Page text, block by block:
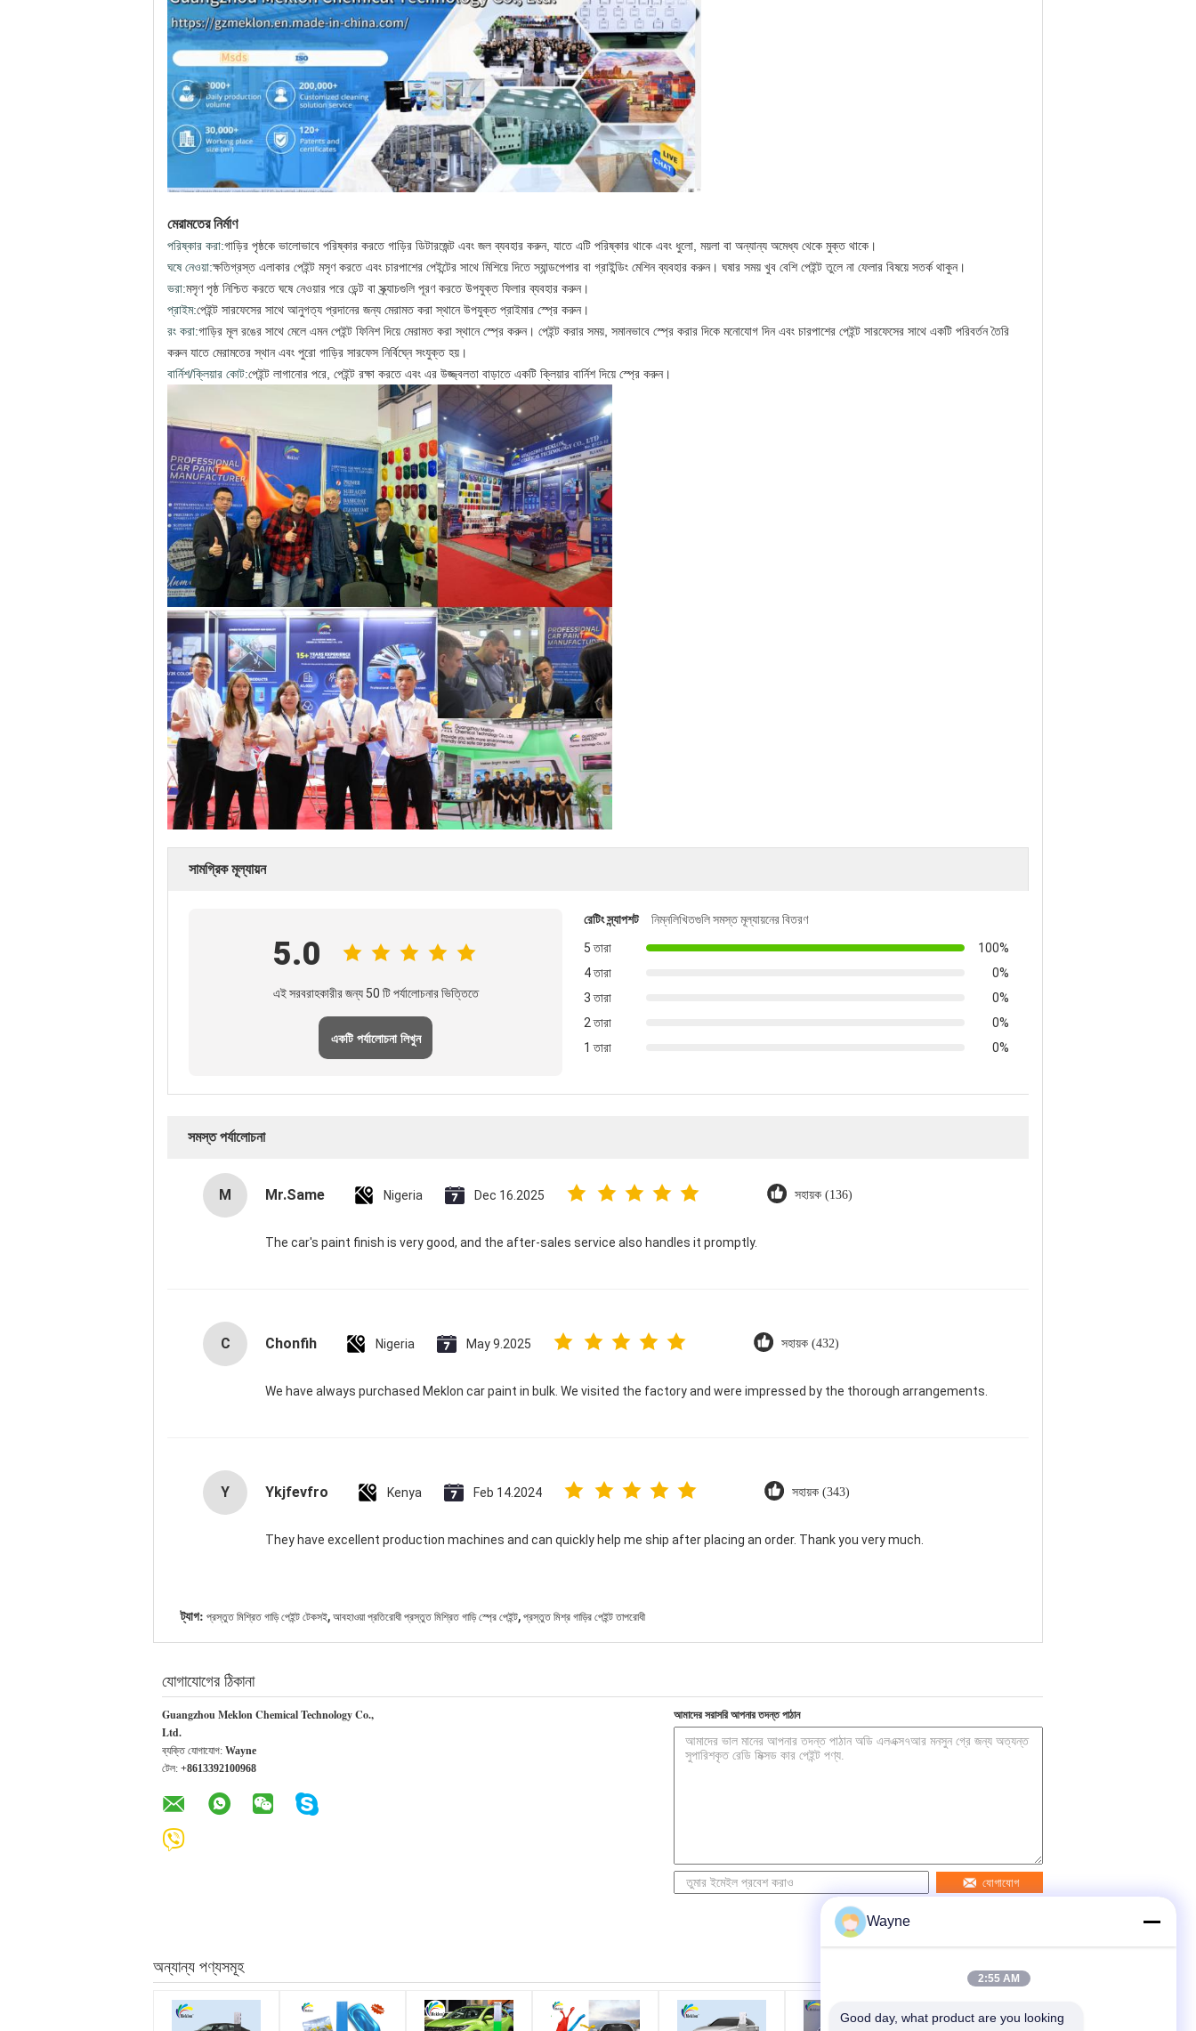
মেরামতের নির্মাণ
পরিষ্কার করা:গাড়ির পৃষ্ঠকে ভালোভাবে পরিষ্কার করতে গাড়ির ডিটারজেন্ট এবং জল ব্যবহার করুন, যাতে এটি পরিষ্কার থাকে এবং ধুলো, ময়লা বা অন্যান্য অমেধ্য থেকে মুক্ত থাকে।
ঘষে নেওয়া:ক্ষতিগ্রস্ত এলাকার পেইন্ট মসৃণ করতে এবং চারপাশের পেইন্টের সাথে মিশিয়ে দিতে স্যান্ডপেপার বা গ্রাইন্ডিং মেশিন ব্যবহার করুন। ঘষার সময় খুব বেশি পেইন্ট তুলে না ফেলার বিষয়ে সতর্ক থাকুন।
ভরা:মসৃণ পৃষ্ঠ নিশ্চিত করতে ঘষে নেওয়ার পরে ডেন্ট বা স্ক্র্যাচগুলি পূরণ করতে উপযুক্ত ফিলার ব্যবহার করুন।
প্রাইম:পেইন্ট সারফেসের সাথে আনুগত্য প্রদানের জন্য মেরামত করা স্থানে উপযুক্ত প্রাইমার স্প্রে করুন।
রং করা:গাড়ির মূল রঙের সাথে মেলে এমন পেইন্ট ফিনিশ দিয়ে মেরামত করা স্থানে স্প্রে করুন। পেইন্ট করার সময়, সমানভাবে স্প্রে করার দিকে মনোযোগ দিন এবং চারপাশের পেইন্ট সারফেসের সাথে একটি পরিবর্তন তৈরি
করুন যাতে মেরামতের স্থান এবং পুরো গাড়ির সারফেস নির্বিঘ্নে সংযুক্ত হয়।
বার্নিশ/ক্লিয়ার কোট:পেইন্ট লাগানোর পরে, পেইন্ট রক্ষা করতে এবং এর উজ্জ্বলতা বাড়াতে একটি ক্লিয়ার বার্নিশ দিয়ে স্প্রে করুন।
সামগ্রিক মূল্যায়ন
5.0
এই সরবরাহকারীর জন্য 50 টি পর্যালোচনার ভিত্তিতে
একটি পর্যালোচনা লিখুন
রেটিং স্ন্যাপশট
নিম্নলিখিতগুলি সমস্ত মূল্যায়নের বিতরণ
5 তারা
100%
4 তারা
0%
3 তারা
0%
2 তারা
0%
1 তারা
0%
সমস্ত পর্যালোচনা
M Mr.Same Nigeria Dec 16.2025 সহায়ক (136)
The car's paint finish is very good, and the after-sales service also handles it promptly.
C Chonfih Nigeria May 9.2025 সহায়ক (432)
We have always purchased Meklon car paint in bulk. We visited the factory and were impressed by the thorough arrangements.
Y Ykjfevfro Kenya Feb 14.2024 সহায়ক (343)
They have excellent production machines and can quickly help me ship after placing an order. Thank you very much.
ট্যাগ: প্রস্তুত মিশ্রিত গাড়ি পেইন্ট টেকসই, আবহাওয়া প্রতিরোধী প্রস্তুত মিশ্রিত গাড়ি স্প্রে পেইন্ট, প্রস্তুত মিশ্র গাড়ির পেইন্ট তাপরোধী
যোগাযোগের ঠিকানা
Guangzhou Meklon Chemical Technology Co.,
Ltd.
ব্যক্তি যোগাযোগ: Wayne
টেল: +8613392100968
আমাদের সরাসরি আপনার তদন্ত পাঠান
যোগাযোগ
অন্যান্য পণ্যসমূহ
Wayne
2:55 AM
Good day, what product are you looking